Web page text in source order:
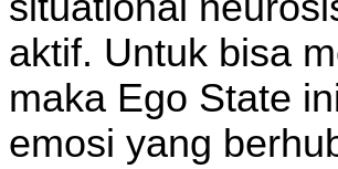
aktif. Untuk bisa
maka Ego State
emosi yang